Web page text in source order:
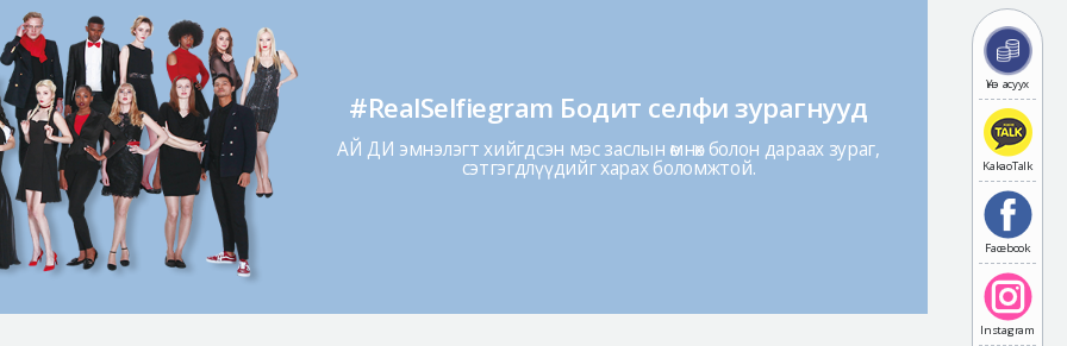
Үнэ асуух
KakaoTalk
Facebook
Instagram
#RealSelfiegram Бодит селфи зурагнууд
АЙ ДИ эмнэлэгт хийгдсэн мэс заслын өмнөх болон дараах зураг,
сэтгэгдлүүдийг харах боломжтой.